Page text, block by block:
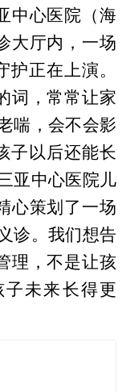
中心医院（海
大厅内，一场
护正在上演。
词，常常让家
喘，会不会影
子以后还能长
亚中心医院儿
心策划了一场
诊。我们想告
理，不是让孩
子未来长得更